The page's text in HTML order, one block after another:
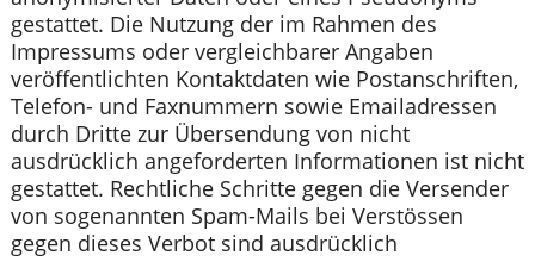
gestattet. Die Nutzung der im Rahmen des
Impressums oder vergleichbarer Angaben
veröffentlichten Kontaktdaten wie Postanschriften,
Telefon- und Faxnummern sowie Emailadressen
durch Dritte zur Übersendung von nicht
ausdrücklich angeforderten Informationen ist nicht
gestattet. Rechtliche Schritte gegen die Versender
von sogenannten Spam-Mails bei Verstössen
gegen dieses Verbot sind ausdrücklich